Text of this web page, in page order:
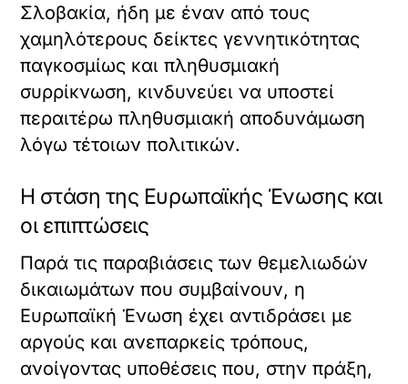
Σλοβακία, ήδη με έναν από τους
χαμηλότερους δείκτες γεννητικότητας
παγκοσμίως και πληθυσμιακή
συρρίκνωση, κινδυνεύει να υποστεί
περαιτέρω πληθυσμιακή αποδυνάμωση
λόγω τέτοιων πολιτικών.
Η στάση της Ευρωπαϊκής Ένωσης και
οι επιπτώσεις
Παρά τις παραβιάσεις των θεμελιωδών
δικαιωμάτων που συμβαίνουν, η
Ευρωπαϊκή Ένωση έχει αντιδράσει με
αργούς και ανεπαρκείς τρόπους,
ανοίγοντας υποθέσεις που, στην πράξη,